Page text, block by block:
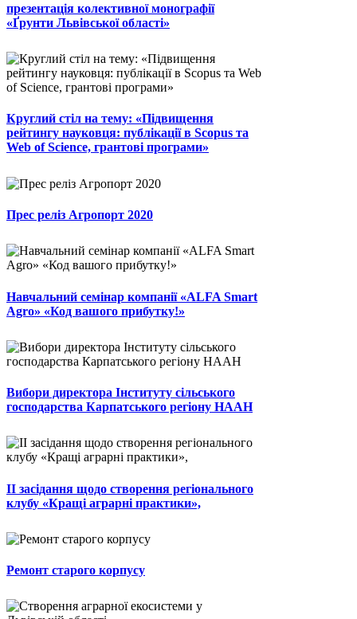
презентація колективної монографії
«Ґрунти Львівської області»
Круглий стіл на тему: «Підвищення
рейтингу науковця: публікації в Scopus та
Web of Science, грантові програми»
Прес реліз Агропорт 2020
Навчальний семінар компанії «ALFA Smart
Agro» «Код вашого прибутку!»
Вибори директора Інституту сільського
господарства Карпатського регіону НААН
ІІ засідання щодо створення регіонального
клубу «Кращі аграрні практики»,
Ремонт старого корпусу